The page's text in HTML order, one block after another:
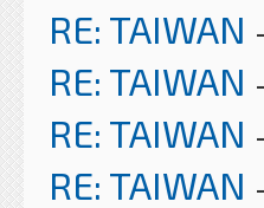
RE: TAIWAN
RE: TAIWAN
RE: TAIWAN
RE: TAIWAN